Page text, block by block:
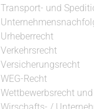
Transport- und
Urheberrecht
Verkehrsrecht
Versicherungsrecht
WEG-Recht
Wettbewerbsrecht